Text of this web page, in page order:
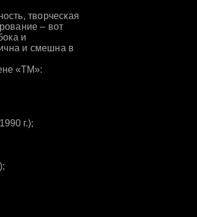
творческая
– вот
и
и смешна в
«ТМ»:
г.);